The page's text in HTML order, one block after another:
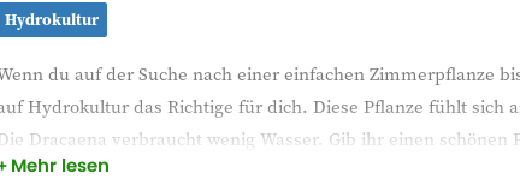
Hydrokultur
du auf der Suche nach einer einfachen Zimmerpflanze
Hydrokultur das Richtige für dich. Diese Pflanze fühlt sich
Dracaena verbraucht wenig Wasser. Gib ihr einen
glänzen.
Mehr lesen